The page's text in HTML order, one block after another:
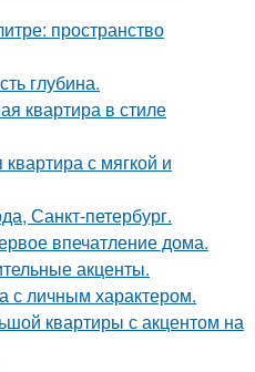
пространство
глубина.
квартира в стиле
с мягкой и
Санкт-петербург.
впечатление дома.
акценты.
с личным характером.
квартиры с акцентом на